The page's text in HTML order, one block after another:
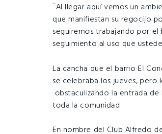
¨Al llegar aquí vemos un
que manifiestan su regocijo
seguiremos trabajando por
seguimiento al uso que
La cancha que el barrio El
se celebraba los jueves, pero
obstaculizando la entrada
toda la comunidad.
En nombre del Club Alfredo